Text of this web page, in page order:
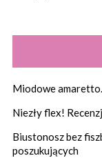
Miodowe
Niezły flex!
Biustonosz bez
poszukujących